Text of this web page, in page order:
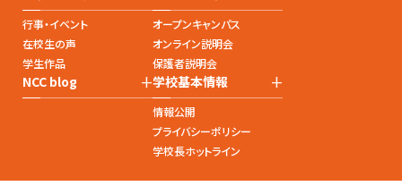
行事・イベント
在校生の声
学生作品
オープンキャンパス
オンライン説明会
保護者説明会
NCC blog +学校基本情報 +
情報公開
プライバシーポリシー
学校長ホットライン